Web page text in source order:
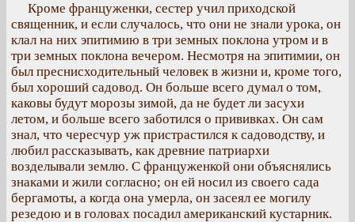
Кроме француженки, сестер учил приходской
священник, и если случалось, что они не знали урока, он
клал на них эпитимию в три земных поклона утром и в
три земных поклона вечером. Несмотря на эпитимии, он
был преснисходительный человек в жизни и, кроме того,
был хороший садовод. Он больше всего думал о том,
каковы будут морозы зимой, да не будет ли засухи
летом, и больше всего заботился о прививках. Он сам
знал, что чересчур уж пристрастился к садоводству, и
любил рассказывать, как древние патриархи
возделывали землю. С француженкой они объяснялись
знаками и жили согласно; он ей носил из своего сада
бергамоты, а когда она умерла, он засеял ее могилу
резедою и в головах посадил американский кустарник.